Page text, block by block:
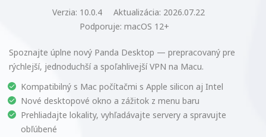
Verzia: 10.0.4
Aktualizácia: 2026.07.22
Podporuje: macOS 12+
Spoznajte úplne nový Panda Desktop — prepracovaný pre
rýchlejší, jednoduchší a spoľahlivejší VPN na Macu.
Kompatibilný s Mac počítačmi s Apple silicon aj Intel
Nové desktopové okno a zážitok z menu baru
Prehliadajte lokality, vyhľadávajte servery a spravujte
obľúbené